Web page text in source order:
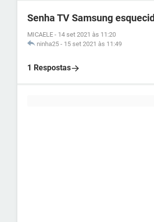
Senha TV Samsung
MICAELE - 14 set 2021 às 11:20
ninha25 - 15 set 2021 às 11:49
1 Respostas